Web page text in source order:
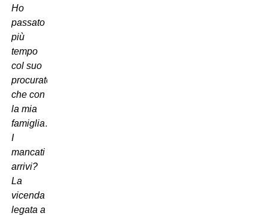
Ho
passato
più
tempo
col suo
procuratore
che con
la mia
famiglia…
I
mancati
arrivi?
La
vicenda
legata a